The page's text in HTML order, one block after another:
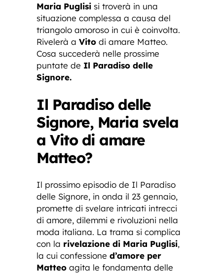
Maria Puglisi si troverà in una
situazione complessa a causa del
triangolo amoroso in cui è coinvolta.
Rivelerà a Vito di amare Matteo.
Cosa succederà nelle prossime
puntate de Il Paradiso delle
Signore.
Il Paradiso delle
Signore, Maria svela
a Vito di amare
Matteo?
Il prossimo episodio de Il Paradiso
delle Signore, in onda il 23 gennaio,
promette di svelare intricati intrecci
di amore, dilemmi e rivoluzioni nella
moda italiana. La trama si complica
con la rivelazione di Maria Puglisi,
la cui confessione d’amore per
Matteo agita le fondamenta delle